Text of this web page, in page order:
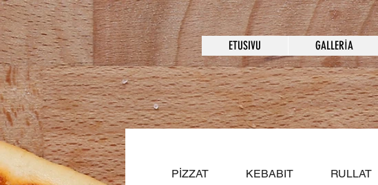
ETUSIVU GALLERİA
PİZZAT KEBABIT RULLAT